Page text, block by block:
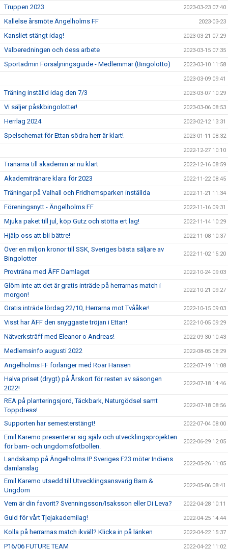
Truppen 2023 2023-03-23 07:40
Kallelse årsmöte Ängelholms FF 2023-03-23
Kansliet stängt idag! 2023-03-21 07:29
Valberedningen och dess arbete 2023-03-15 07:35
Sportadmin Försäljningsguide - Medlemmar (Bingolotto) 2023-03-10 11:58
2023-03-09 09:41
Träning inställd idag den 7/3 2023-03-07 10:29
Vi säljer påskbingolotter! 2023-03-06 08:53
Herrlag 2024 2023-02-12 13:31
Spelschemat för Ettan södra herr är klart! 2023-01-11 08:32
2022-12-27 10:10
Tränarna till akademin är nu klart 2022-12-16 08:59
Akademitränare klara för 2023 2022-11-22 08:45
Träningar på Valhall och Fridhemsparken inställda 2022-11-21 11:34
Föreningsnytt - Ängelholms FF 2022-11-16 09:31
Mjuka paket till jul, köp Gutz och stötta ert lag! 2022-11-14 10:29
Hjälp oss att bli bättre! 2022-11-08 10:37
Över en miljon kronor till SSK, Sveriges bästa säljare av
Bingolotter
2022-11-02 15:20
Provträna med ÄFF Damlaget 2022-10-24 09:03
Glöm inte att det är gratis inträde på herrarnas match i
morgon!
2022-10-21 09:27
Gratis inträde lördag 22/10, Herrarna mot Tvååker! 2022-10-15 09:03
Visst har ÄFF den snyggaste tröjan i Ettan! 2022-10-05 09:29
Nätverksträff med Eleanor o Andreas! 2022-09-30 10:43
Medlemsinfo augusti 2022 2022-08-05 08:29
Ängelholms FF förlänger med Roar Hansen 2022-07-19 11:08
Halva priset (drygt) på Årskort för resten av säsongen
2022!
2022-07-18 14:46
REA på planteringsjord, Täckbark, Naturgödsel samt
Toppdress!
2022-07-18 08:56
Supporten har semesterstängt! 2022-07-04 08:00
Emil Karemo presenterar sig själv och utvecklingsprojekten
för barn- och ungdomsfotbollen.
2022-06-29 12:05
Landskamp på Ängelholms IP Sveriges F23 möter Indiens
damlanslag
2022-05-26 11:05
Emil Karemo utsedd till Utvecklingsansvarig Barn &
Ungdom
2022-05-06 08:41
Vem är din favorit? Svenningsson/Isaksson eller Di Leva? 2022-04-28 10:11
Guld för vårt Tjejakademilag! 2022-04-25 14:44
Kolla på herrarnas match ikväll? Klicka in på länken 2022-04-22 15:37
P16/06 FUTURE TEAM 2022-04-22 11:02